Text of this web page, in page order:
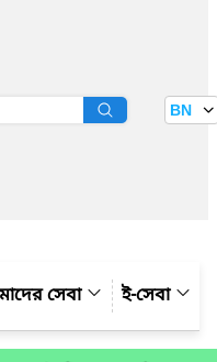
BN
সেবা ই-সেবা